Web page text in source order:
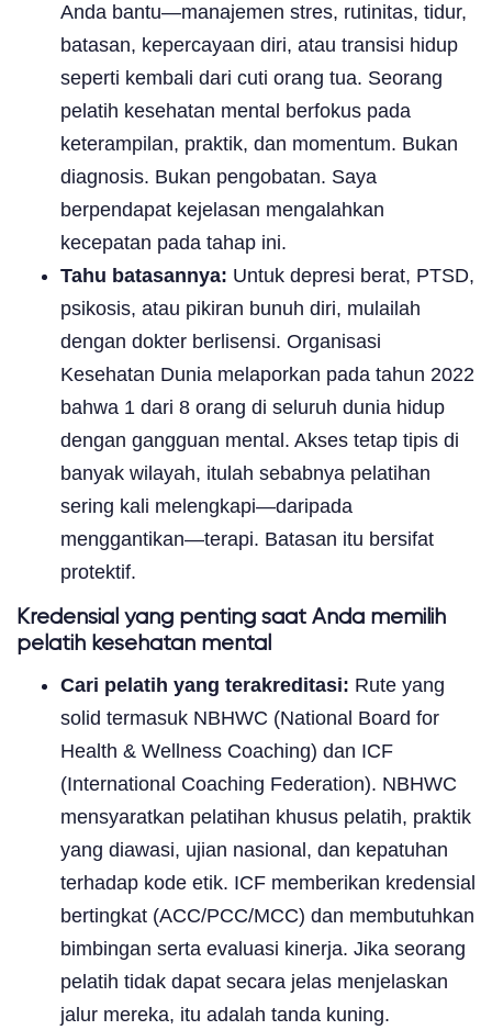
Anda bantu—manajemen stres, rutinitas, tidur,
batasan, kepercayaan diri, atau transisi hidup
seperti kembali dari cuti orang tua. Seorang
pelatih kesehatan mental berfokus pada
keterampilan, praktik, dan momentum. Bukan
diagnosis. Bukan pengobatan. Saya
berpendapat kejelasan mengalahkan
kecepatan pada tahap ini.
Tahu batasannya: Untuk depresi berat, PTSD,
psikosis, atau pikiran bunuh diri, mulailah
dengan dokter berlisensi. Organisasi
Kesehatan Dunia melaporkan pada tahun 2022
bahwa 1 dari 8 orang di seluruh dunia hidup
dengan gangguan mental. Akses tetap tipis di
banyak wilayah, itulah sebabnya pelatihan
sering kali melengkapi—daripada
menggantikan—terapi. Batasan itu bersifat
protektif.
Kredensial yang penting saat Anda memilih
pelatih kesehatan mental
Cari pelatih yang terakreditasi: Rute yang
solid termasuk NBHWC (National Board for
Health & Wellness Coaching) dan ICF
(International Coaching Federation). NBHWC
mensyaratkan pelatihan khusus pelatih, praktik
yang diawasi, ujian nasional, dan kepatuhan
terhadap kode etik. ICF memberikan kredensial
bertingkat (ACC/PCC/MCC) dan membutuhkan
bimbingan serta evaluasi kinerja. Jika seorang
pelatih tidak dapat secara jelas menjelaskan
jalur mereka, itu adalah tanda kuning.